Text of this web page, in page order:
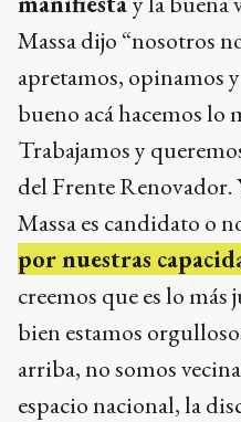
Massa dijo “nosotros
apretamos, opinamos
bueno acá hacemos lo
Trabajamos y
del Frente Renovador.
Massa es candidato o
por nuestras
creemos que es lo más
bien estamos
arriba, no somos
espacio nacional, la